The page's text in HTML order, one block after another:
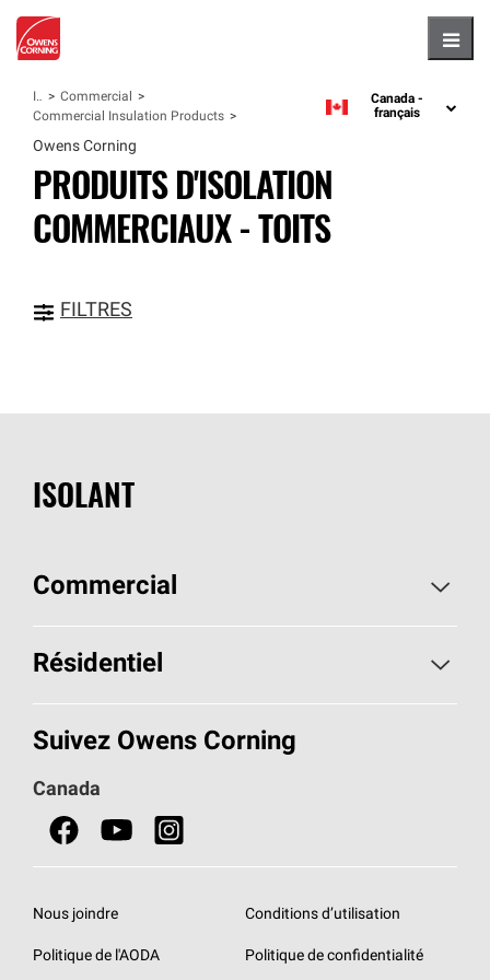
Isolants
Commercial
Commercial Insulation Products
language
Canada -
français
Owens Corning
PRODUITS D'ISOLATION
COMMERCIAUX - TOITS
FILTRES
ISOLANT
Commercial
Page d'accueil - Commercial
Produits pour usage commercial
Bibliothèque de documentation - Canada
Résidentiel
Page d'accueil - Résidentiel
Produits pour usage résidentiel
Isolant AttiCatMD
Suivez Owens Corning
Canada
Nous joindre
Politique de l'AODA
Conditions d’utilisation
Politique de confidentialité